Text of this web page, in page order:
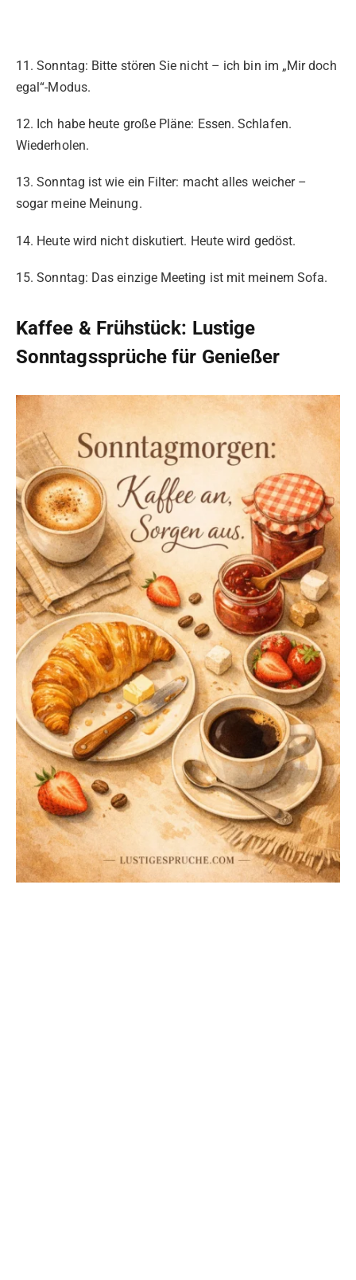
11. Sonntag: Bitte stören Sie nicht – ich bin im „Mir doch
egal“-Modus.
12. Ich habe heute große Pläne: Essen. Schlafen.
Wiederholen.
13. Sonntag ist wie ein Filter: macht alles weicher –
sogar meine Meinung.
14. Heute wird nicht diskutiert. Heute wird gedöst.
15. Sonntag: Das einzige Meeting ist mit meinem Sofa.
Kaffee & Frühstück: Lustige
Sonntagssprüche für Genießer